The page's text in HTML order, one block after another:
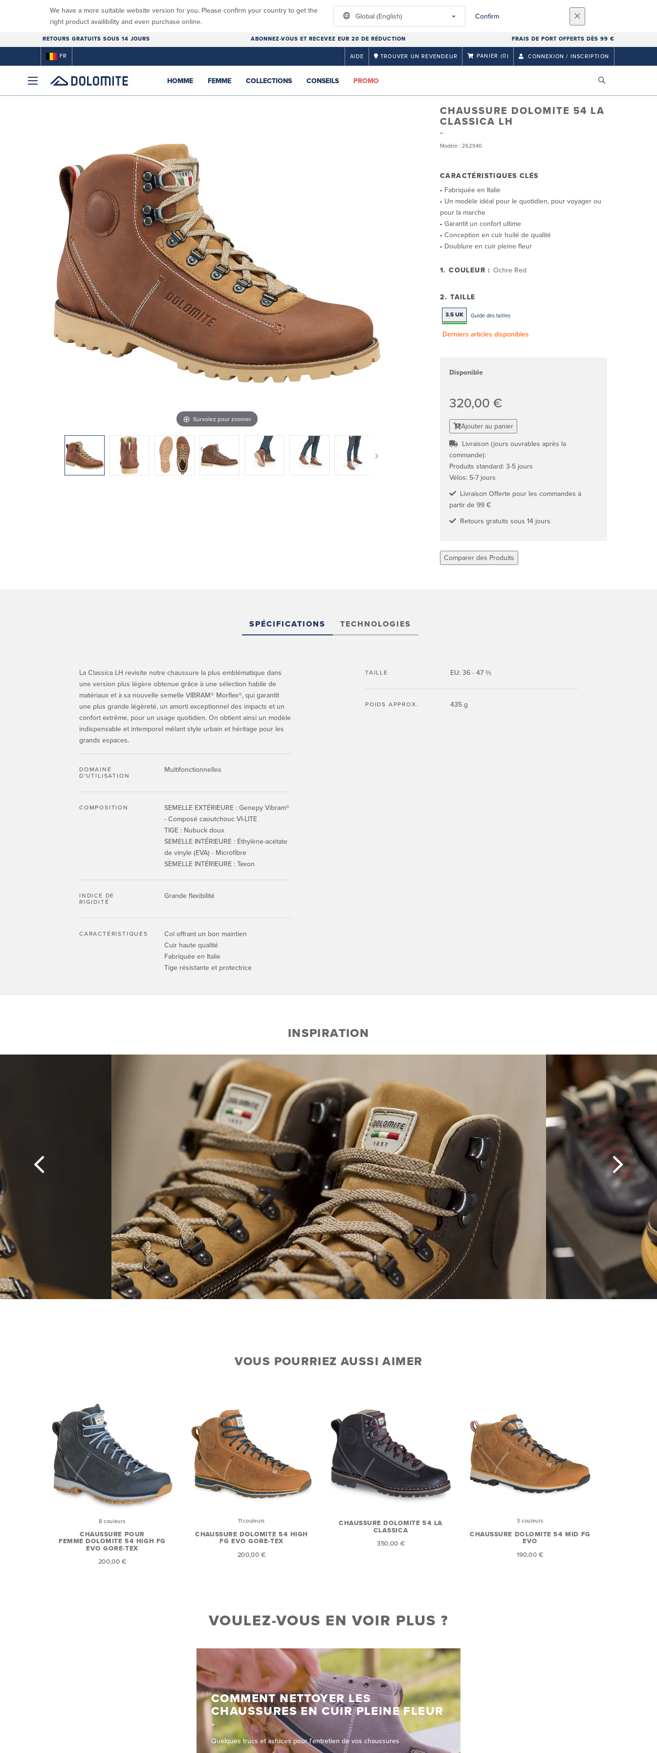
We have a more suitable website version for you. Please confirm your country to get the
right product availibility and even purchase online.
Global (English) Confirm
RETOURS GRATUITS SOUS 14 JOURS ABONNEZ-VOUS ET RECEVEZ EUR 20 DE RÉDUCTION FRAIS DE PORT OFFERTS DÈS 99 €
FR AIDE TROUVER UN REVENDEUR PANIER (0) CONNEXION / INSCRIPTION
HOMME FEMME COLLECTIONS CONSEILS PROMO
CHAUSSURE DOLOMITE 54 LA
CLASSICA LH
Modèle : 262940
Survolez pour zoomer
CARACTÉRISTIQUES CLÉS
Fabriquée en Italie
Un modèle idéal pour le quotidien, pour voyager ou
pour la marche
Garantit un confort ultime
Conception en cuir huilé de qualité
Doublure en cuir pleine fleur
1. COULEUR :Ochre Red
2. TAILLE
3.5 UK Guide des tailles
Derniers articles disponibles
Disponible
320,00 €
Ajouter au panier
Livraison (jours ouvrables après la
commande):
Produits standard: 3-5 jours
Vélos: 5-7 jours
Livraison Offerte pour les commandes à
partir de 99 €
Retours gratuits sous 14 jours
Comparer des Produits
SPÉCIFICATIONS TECHNOLOGIES
La Classica LH revisite notre chaussure la plus emblématique dans
une version plus légère obtenue grâce à une sélection habile de
matériaux et à sa nouvelle semelle VIBRAM® Morflex®, qui garantit
une plus grande légèreté, un amorti exceptionnel des impacts et un
confort extrême, pour un usage quotidien. On obtient ainsi un modèle
indispensable et intemporel mêlant style urbain et héritage pour les
grands espaces.
DOMAINE
D'UTILISATION
Multifonctionnelles
COMPOSITION
SEMELLE EXTÉRIEURE : Genepy Vibram®
- Composé caoutchouc VI-LITE
TIGE : Nubuck doux
SEMELLE INTÉRIEURE : Éthylène-acétate
de vinyle (EVA) - Microfibre
SEMELLE INTÉRIEURE : Texon
INDICE DE
RIGIDITÉ
Grande flexibilité
CARACTÉRISTIQUES
Col offrant un bon maintien
Cuir haute qualité
Fabriquée en Italie
Tige résistante et protectrice
TAILLE EU: 36 - 47 ⅔
POIDS APPROX. 435 g
INSPIRATION
VOUS POURRIEZ AUSSI AIMER
8 couleurs
CHAUSSURE POUR
FEMME DOLOMITE 54 HIGH FG
EVO GORE-TEX
200,00 €
11 couleurs
CHAUSSURE DOLOMITE 54 HIGH
FG EVO GORE-TEX
200,00 €
CHAUSSURE DOLOMITE 54 LA
CLASSICA
350,00 €
3 couleurs
CHAUSSURE DOLOMITE 54 MID FG
EVO
190,00 €
VOULEZ-VOUS EN VOIR PLUS ?
COMMENT NETTOYER LES
CHAUSSURES EN CUIR PLEINE FLEUR
Quelques trucs et astuces pour l'entretien de vos chaussures